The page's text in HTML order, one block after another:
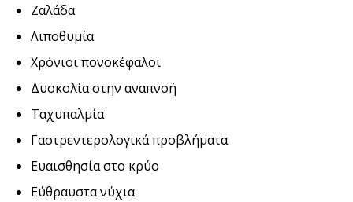
Ζαλάδα
Λιποθυμία
Χρόνιοι πονοκέφαλοι
Δυσκολία στην αναπνοή
Ταχυπαλμία
Γαστρεντερολογικά προβλήματα
Ευαισθησία στο κρύο
Εύθραυστα νύχια